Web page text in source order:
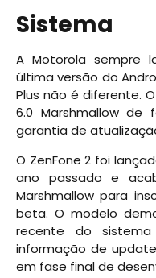
Sistema
A Motorola sempre
última versão do
Plus não é diferente.
6.0 Marshmallow
garantia de
O ZenFone 2 foi
ano passado e
Marshmallow para
beta. O modelo
recente do
informação de
em fase final de